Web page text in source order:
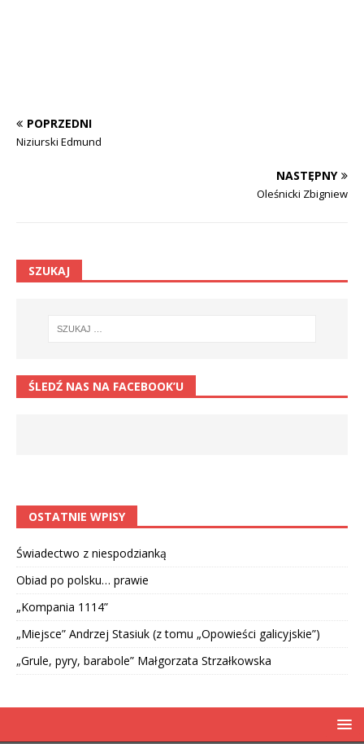
POPRZEDNI
Niziurski Edmund
NASTĘPNY
Oleśnicki Zbigniew
SZUKAJ
ŚLEDŹ NAS NA FACEBOOK’U
OSTATNIE WPISY
Świadectwo z niespodzianką
Obiad po polsku… prawie
„Kompania 1114”
„Miejsce” Andrzej Stasiuk (z tomu „Opowieści galicyjskie”)
„Grule, pyry, barabole” Małgorzata Strzałkowska